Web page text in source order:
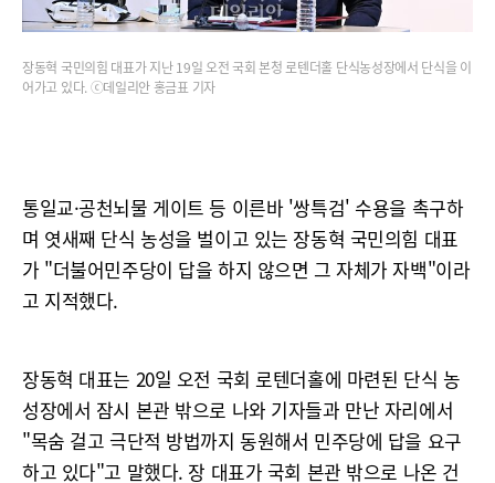
장동혁 국민의힘 대표가 지난 19일 오전 국회 본청 로텐더홀 단식농성장에서 단식을 이
어가고 있다. ⓒ데일리안 홍금표 기자
통일교·공천뇌물 게이트 등 이른바 '쌍특검' 수용을 촉구하
며 엿새째 단식 농성을 벌이고 있는 장동혁 국민의힘 대표
가 "더불어민주당이 답을 하지 않으면 그 자체가 자백"이라
고 지적했다.
장동혁 대표는 20일 오전 국회 로텐더홀에 마련된 단식 농
성장에서 잠시 본관 밖으로 나와 기자들과 만난 자리에서
"목숨 걸고 극단적 방법까지 동원해서 민주당에 답을 요구
하고 있다"고 말했다. 장 대표가 국회 본관 밖으로 나온 건